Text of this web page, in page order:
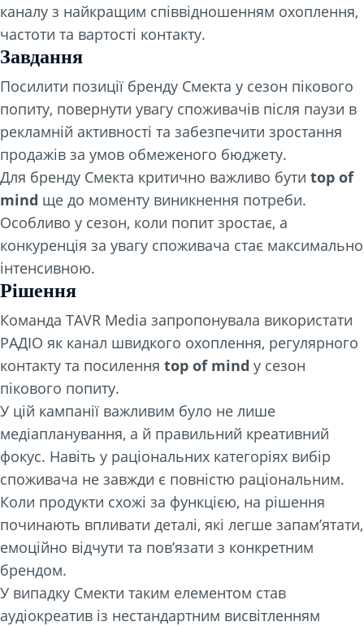
каналу з найкращим співвідношенням охоплення,
частоти та вартості контакту.
Завдання
Посилити позиції бренду Смекта у сезон пікового
попиту, повернути увагу споживачів після паузи в
рекламній активності та забезпечити зростання
продажів за умов обмеженого бюджету.
Для бренду Смекта критично важливо бути top of
mind ще до моменту виникнення потреби.
Особливо у сезон, коли попит зростає, а
конкуренція за увагу споживача стає максимально
інтенсивною.
Рішення
Команда TAVR Media запропонувала використати
РАДІО як канал швидкого охоплення, регулярного
контакту та посилення top of mind у сезон
пікового попиту.
У цій кампанії важливим було не лише
медіапланування, а й правильний креативний
фокус. Навіть у раціональних категоріях вибір
споживача не завжди є повністю раціональним.
Коли продукти схожі за функцією, на рішення
починають впливати деталі, які легше запам’ятати,
емоційно відчути та пов’язати з конкретним
брендом.
У випадку Смекти таким елементом став
аудіокреатив із нестандартним висвітленням